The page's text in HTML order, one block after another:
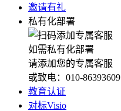
邀请有礼
私有化部署
如需私有化部署
请添加您的专属客服
或致电：010-86393609
教育认证
对标Visio